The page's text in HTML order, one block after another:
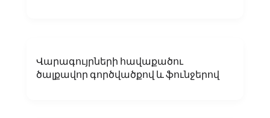
Վարագույրների հավաքածու
ծալքավոր գործվածքով և ֆունջերով